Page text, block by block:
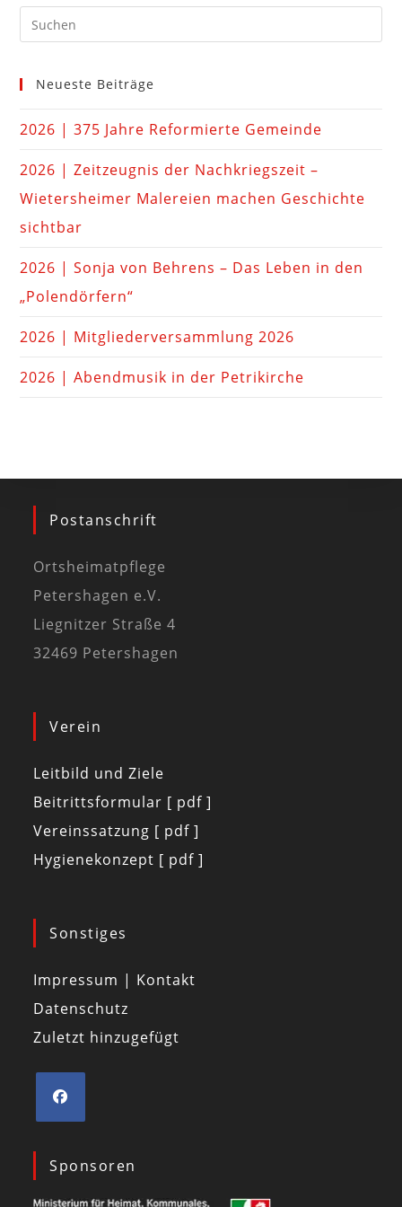
Neueste Beiträge
2026 | 375 Jahre Reformierte Gemeinde
2026 | Zeitzeugnis der Nachkriegszeit –
Wietersheimer Malereien machen Geschichte
sichtbar
2026 | Sonja von Behrens – Das Leben in den
„Polendörfern“
2026 | Mitgliederversammlung 2026
2026 | Abendmusik in der Petrikirche
Postanschrift
Ortsheimatpflege
Petershagen e.V.
Liegnitzer Straße 4
32469 Petershagen
Verein
Leitbild und Ziele
Beitrittsformular [ pdf ]
Vereinssatzung [ pdf ]
Hygienekonzept [ pdf ]
Sonstiges
Impressum | Kontakt
Datenschutz
Zuletzt hinzugefügt
Sponsoren